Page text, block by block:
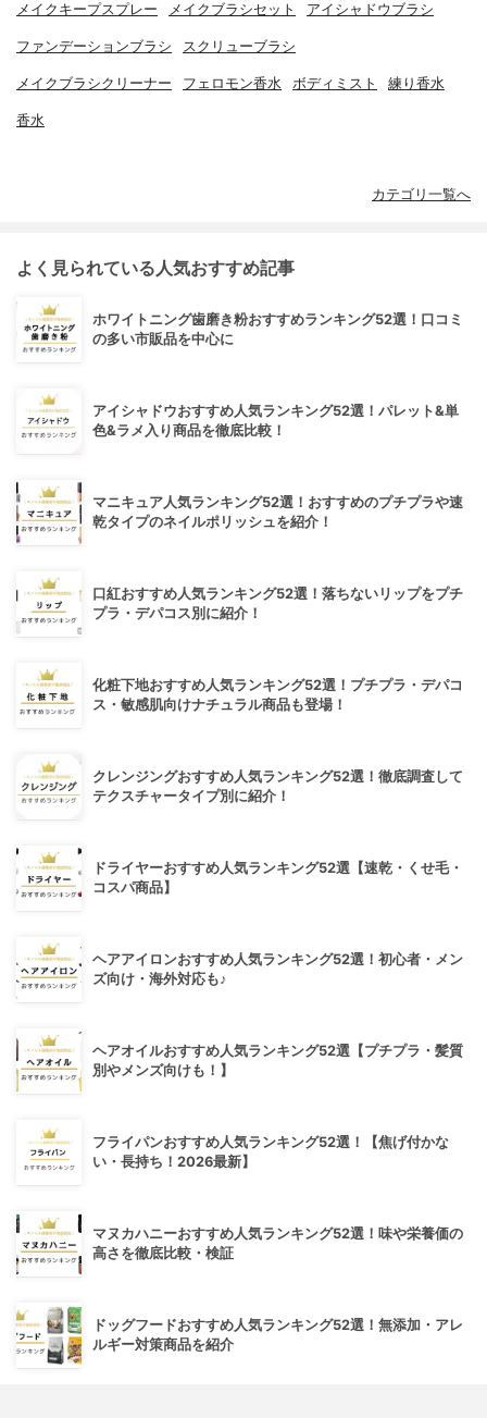
メイクキープスプレー メイクブラシセット アイシャドウブラシ
ファンデーションブラシ スクリューブラシ
メイクブラシクリーナー フェロモン香水 ボディミスト 練り香水
香水
カテゴリ一覧へ
よく見られている人気おすすめ記事
ホワイトニング歯磨き粉おすすめランキング52選！口コミ
の多い市販品を中心に
アイシャドウおすすめ人気ランキング52選！パレット&単
色&ラメ入り商品を徹底比較！
マニキュア人気ランキング52選！おすすめのプチプラや速
乾タイプのネイルポリッシュを紹介！
口紅おすすめ人気ランキング52選！落ちないリップをプチ
プラ・デパコス別に紹介！
化粧下地おすすめ人気ランキング52選！プチプラ・デパコ
ス・敏感肌向けナチュラル商品も登場！
クレンジングおすすめ人気ランキング52選！徹底調査して
テクスチャータイプ別に紹介！
ドライヤーおすすめ人気ランキング52選【速乾・くせ毛・
コスパ商品】
ヘアアイロンおすすめ人気ランキング52選！初心者・メン
ズ向け・海外対応も♪
ヘアオイルおすすめ人気ランキング52選【プチプラ・髪質
別やメンズ向けも！】
フライパンおすすめ人気ランキング52選！【焦げ付かな
い・長持ち！2026最新】
マヌカハニーおすすめ人気ランキング52選！味や栄養価の
高さを徹底比較・検証
ドッグフードおすすめ人気ランキング52選！無添加・アレ
ルギー対策商品を紹介